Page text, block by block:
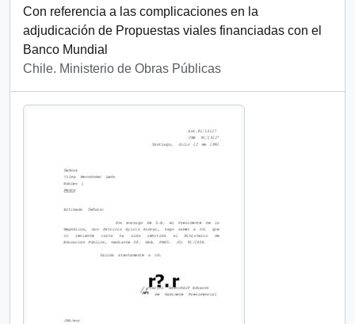
Con referencia a las complicaciones en la
adjudicación de Propuestas viales financiadas con el
Banco Mundial
Chile. Ministerio de Obras Públicas